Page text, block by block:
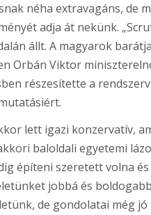
néha extravagáns, de
adja át nekünk.
állt. A magyarok
Orbán Viktor
részesítette a
lett igazi konzervatív,
baloldali egyetemi
építeni szeretett volna
jobbá és
de gondolatai még